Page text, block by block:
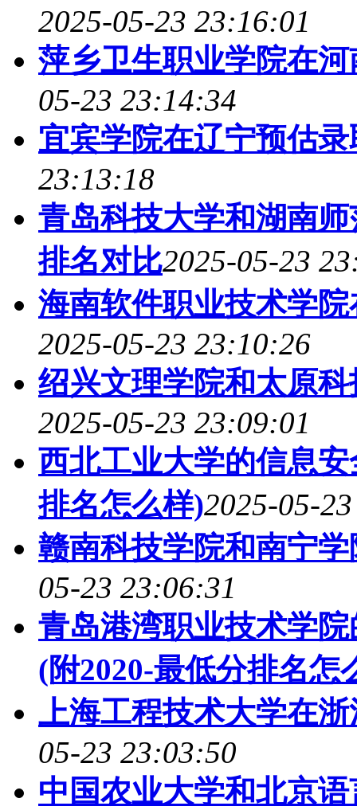
2025-05-23 23:16:01
萍乡卫生职业学院在
05-23 23:14:34
宜宾学院在辽宁预估
23:13:18
青岛科技大学和湖南
排名对比2025-05-23
海南软件职业技术学
2025-05-23 23:10:26
绍兴文理学院和太原
2025-05-23 23:09:01
西北工业大学的信息
排名怎么样)2025-05-
赣南科技学院和南宁
05-23 23:06:31
青岛港湾职业技术学
(附2020-最低分排名怎
上海工程技术大学在
05-23 23:03:50
中国农业大学和北京